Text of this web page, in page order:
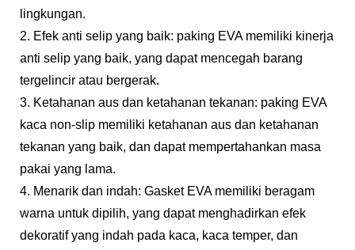
lingkungan.
2. Efek anti selip yang baik: paking EVA memiliki kinerja
anti selip yang baik, yang dapat mencegah barang
tergelincir atau bergerak.
3. Ketahanan aus dan ketahanan tekanan: paking EVA
kaca non-slip memiliki ketahanan aus dan ketahanan
tekanan yang baik, dan dapat mempertahankan masa
pakai yang lama.
4. Menarik dan indah: Gasket EVA memiliki beragam
warna untuk dipilih, yang dapat menghadirkan efek
dekoratif yang indah pada kaca, kaca temper, dan